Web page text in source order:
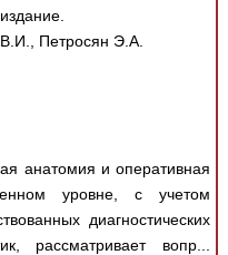
Петросян Э.А.
анатомия и оперативная
уровне, с учетом
диагностических
рассматривает вопр...